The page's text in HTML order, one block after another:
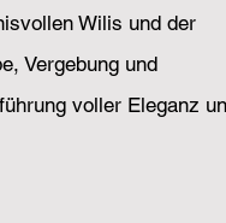
Wilis und der
Vergebung und
voller Eleganz